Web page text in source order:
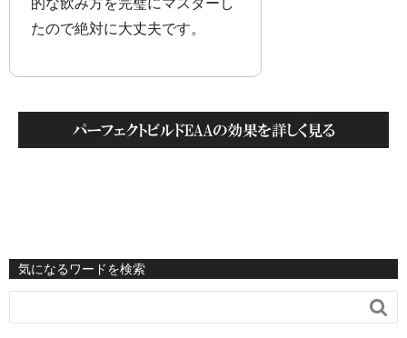
たので絶対に大丈夫です。
気になるワードを検索
